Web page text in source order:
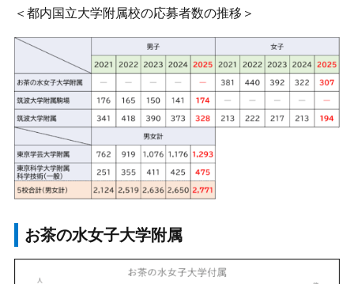
＜都内国立大学附属校の応募者数の推移＞
お茶の水女子大学附属